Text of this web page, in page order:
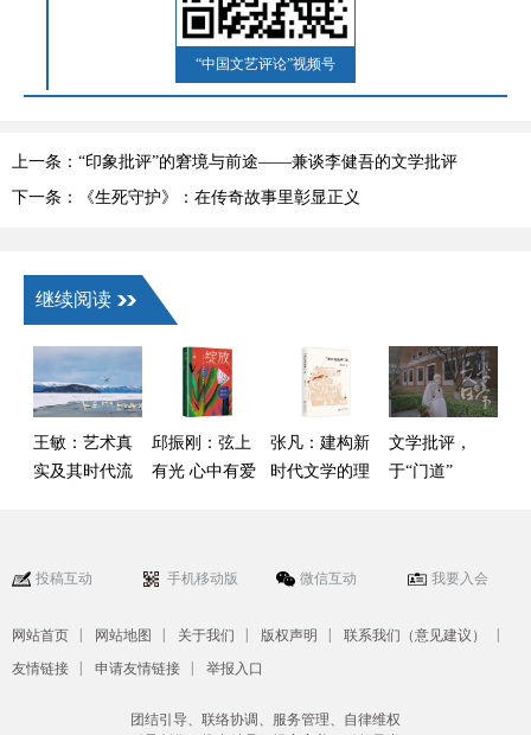
“中国文艺评论”视频号
上一条：“印象批评”的窘境与前途——兼谈李健吾的文学批评
下一条：《生死守护》：在传奇故事里彰显正义
继续阅读
王敏：艺术真
实及其时代流
邱振刚：弦上
有光 心中有爱
张凡：建构新
时代文学的理
文学批评，
于“门道”
投稿互动 手机移动版 微信互动 我要入会
网站首页 | 网站地图 | 关于我们 | 版权声明 | 联系我们（意见建议） |
友情链接 | 申请友情链接 | 举报入口
团结引导、联络协调、服务管理、自律维权